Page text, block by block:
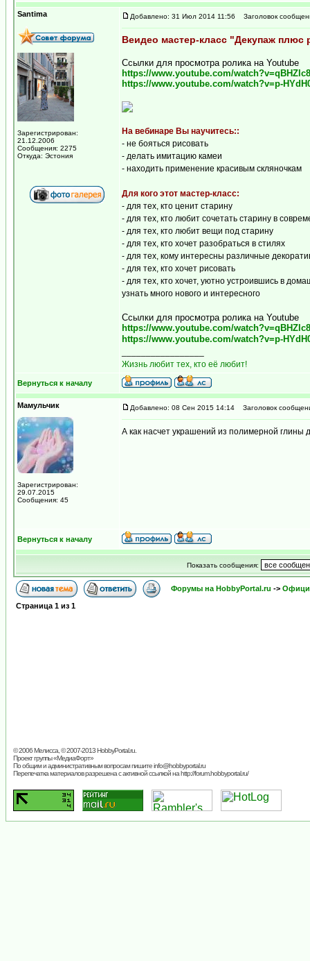
Santima
Зарегистрирован:
21.12.2006
Сообщения: 2275
Откуда: Эстония
Добавлено: 31 Июл 2014 11:56 Заголовок
Веидео мастер-класс "Декупаж плюс
Ссылки для просмотра ролика на Youtube
https://www.youtube.com/
https://www.youtube.com/watch?v=p-
На вебинаре Вы научитесь::
- не бояться рисовать
- делать имитацию камеи
- находить применение красивым скляночкам
Для кого этот мастер-класс:
- для тех, кто ценит старину
- для тех, кто любит сочетать старину в
- для тех, кто любит вещи под старину
- для тех, кто хочет разобраться в стилях
- для тех, кому интересны различные
- для тех, кто хочет рисовать
- для тех, кто хочет, уютно устроившись в
узнать много нового и интересного
Ссылки для просмотра ролика на Youtube
https://www.youtube.com/
https://www.youtube.com/watch?v=p-
Жизнь любит тех, кто её любит!
Вернуться к началу
Мамульчик
Зарегистрирован:
29.07.2015
Сообщения: 45
Добавлено: 08 Сен 2015 14:14 Заголовок
А как насчет украшений из полимерной глины
Вернуться к началу
Показать сообщения:
Форумы на HobbyPortal.ru ->
Страница 1 из 1
© 2006 Мелисса, © 2007-2013HobbyPortal.ru
Проект группы «МедиаФорт»
По общим и административным вопросам пишитеinfo@hobbyportal.ru
Перепечатка материалов разрешена с активной ссылкой на http://forum.hobbyportal.ru/